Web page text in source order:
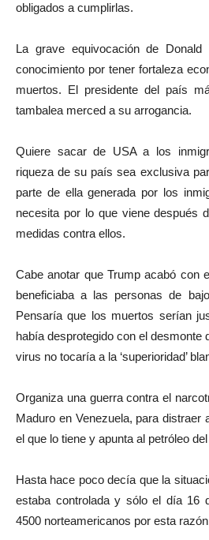
obligados a cumplirlas.
La grave equivocación de
conocimiento por tener fortaleza
muertos. El presidente del país
tambalea merced a su arrogancia.
Quiere sacar de USA a los
riqueza de su país sea exclusiva
parte de ella generada por los
necesita por lo que viene después
medidas contra ellos.
Cabe anotar que Trump acabó con
beneficiaba a las personas de
Pensaría que los muertos serían
había desprotegido con el desmonte
virus no tocaría a la ‘superioridad’
Organiza una guerra contra el
Maduro en Venezuela, para
el que lo tiene y apunta al petróleo
Hasta hace poco decía que la
estaba controlada y sólo el día 16
4500 norteamericanos por esta